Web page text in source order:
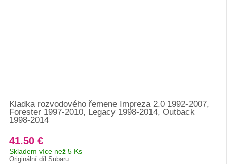
Kladka rozvodového řemene Impreza 2.0 1992-2007,
Forester 1997-2010, Legacy 1998-2014, Outback
1998-2014
41.50 €
Skladem více než 5 Ks
Originální díl Subaru